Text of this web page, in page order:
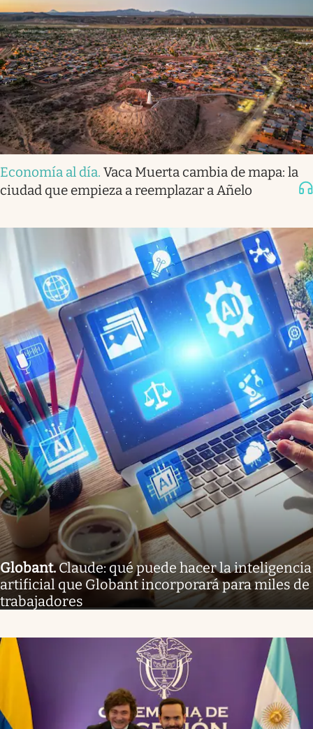
Economía al día. Vaca Muerta cambia de mapa: la
ciudad que empieza a reemplazar a Añelo
Globant.Claude: qué puede hacer la inteligencia
artificial que Globant incorporará para miles de
trabajadores